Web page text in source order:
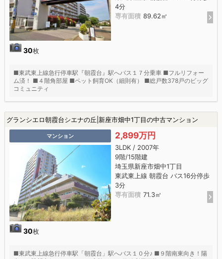
30枚
4分
専有面積 89.62㎡
■東武東上線急行停車駅『朝霞台』駅へバス１７分乗車 ■フルリフォー
ム済！ ■４階角部屋 ■ペット飼育OK（細則有） ■総戸数378戸のビッグ
コミュニティ
グランシエロ朝霞台シエナの丘|新座市畑中1丁目の中古マンション
マンション
30枚
2,899万円
3LDK / 2007年
9階/15階建
埼玉県新座市畑中1丁目
東武東上線 朝霞台 バス16分停歩
3分
専有面積 71.3㎡
■東武東上線急行停車駅「朝霞台」駅へバス１０分♪ ■９階南東向き！陽